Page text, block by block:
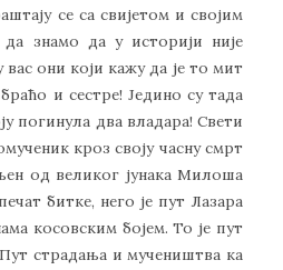
се са свијетом и својим
да знамо да у историји није
они који кажу да је то мит
и сестре! Једино су тада
погинула два владара! Свети
кроз своју часну смрт
од великог јунака Милоша
битке, него је пут Лазара
косовским бојем. То је пут
страдања и мучеништва ка